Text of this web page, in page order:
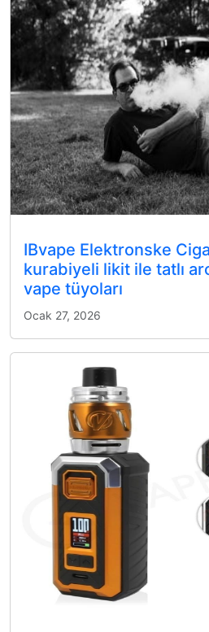
IBvape Elektronske
kurabiyeli likit ile tatlı
vape tüyoları
Ocak 27, 2026